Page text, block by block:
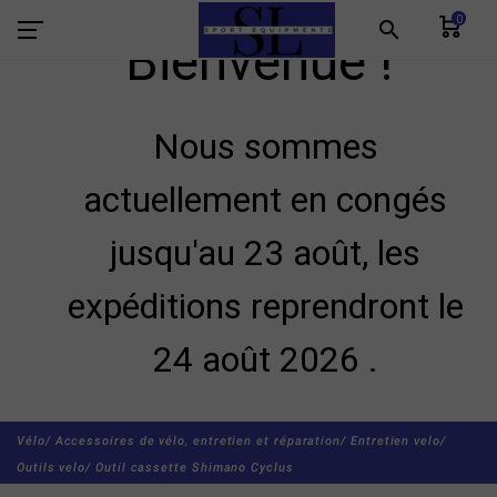
search 0
Bienvenue !
Nous sommes
actuellement en congés
jusqu'au 23 août, les
expéditions reprendront le
24 août 2026 .
Vélo/ Accessoires de vélo, entretien et réparation/ Entretien velo/
Outils velo/ Outil cassette Shimano Cyclus